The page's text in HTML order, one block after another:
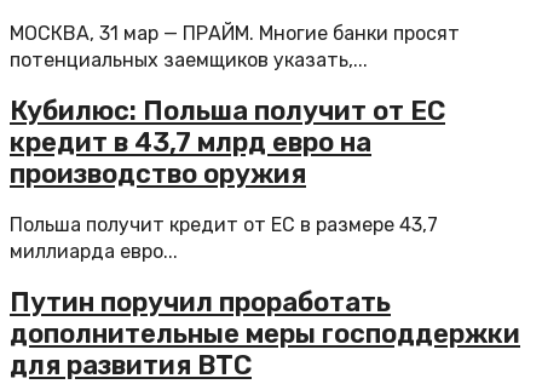
МОСКВА, 31 мар — ПРАЙМ. Многие банки просят
потенциальных заемщиков указать,...
Кубилюс: Польша получит от ЕС
кредит в 43,7 млрд евро на
производство оружия
Польша получит кредит от ЕС в размере 43,7
миллиарда евро...
Путин поручил проработать
дополнительные меры господдержки
для развития ВТС